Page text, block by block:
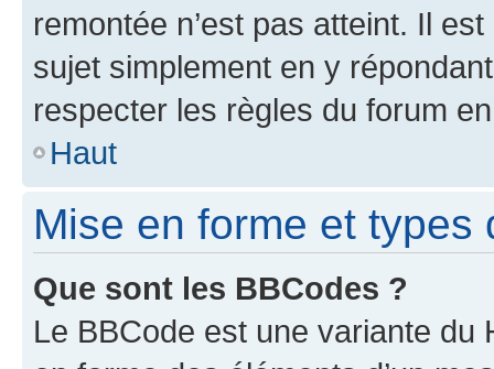
remontée n’est pas atteint. Il
sujet simplement en y
respecter les règles du forum
Haut
Mise en forme et types
Que sont les BBCodes ?
Le BBCode est une variante du